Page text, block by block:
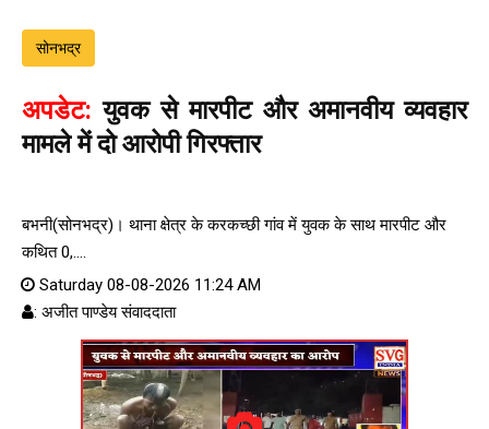
सोनभद्र
अपडेट: युवक से मारपीट और अमानवीय व्यवहार
मामले में दो आरोपी गिरफ्तार
बभनी(सोनभद्र)। थाना क्षेत्र के करकच्छी गांव में युवक के साथ मारपीट और
कथित 0,....
Saturday 08-08-2026 11:24 AM
: अजीत पाण्डेय संवाददाता